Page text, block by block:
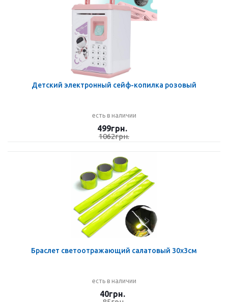
Детский электронный сейф-копилка розовый
есть в наличии
499грн.
1062грн.
Браслет светоотражающий салатовый 30х3см
есть в наличии
40грн.